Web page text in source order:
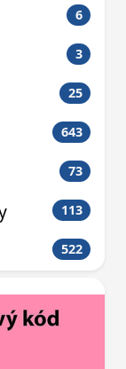
6
3
25
643
73
113
522